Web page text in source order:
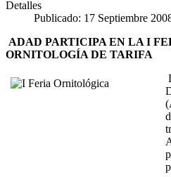
Detalles
Publicado: 17 Septiembre
ADAD PARTICIPA EN LA I
ORNITOLOGÍA DE TARIFA